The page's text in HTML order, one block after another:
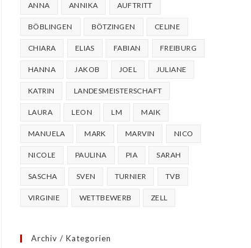
ANNA ANNIKA AUFTRITT
BÖBLINGEN BÖTZINGEN CELINE
CHIARA ELIAS FABIAN FREIBURG
HANNA JAKOB JOEL JULIANE
KATRIN LANDESMEISTERSCHAFT
LAURA LEON LM MAIK
MANUELA MARK MARVIN NICO
NICOLE PAULINA PIA SARAH
SASCHA SVEN TURNIER TVB
VIRGINIE WETTBEWERB ZELL
Archiv / Kategorien